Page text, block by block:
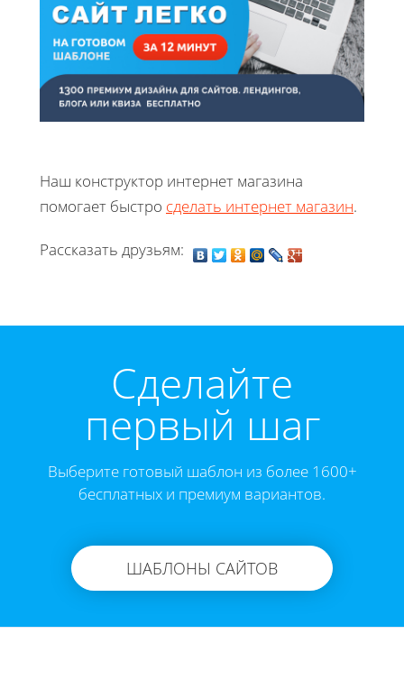
Наш конструктор интернет магазина
помогает быстро сделать интернет магазин.
Рассказать друзьям:
Cделайте
первый шаг
Выберите готовый шаблон из более 1600+
бесплатных и премиум вариантов.
ШАБЛОНЫ САЙТОВ